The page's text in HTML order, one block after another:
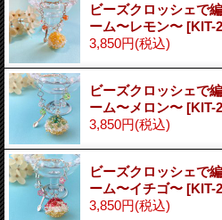
ビーズクロッシェで
ーム〜レモン〜 [KIT-
3,850円(税込)
ビーズクロッシェで
ーム〜メロン〜 [KIT-
3,850円(税込)
ビーズクロッシェで
ーム〜イチゴ〜 [KIT-
3,850円(税込)